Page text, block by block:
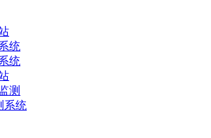
统
统
测
系统